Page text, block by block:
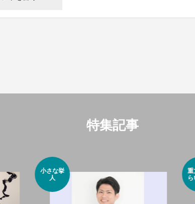
特集記事
重力に逆